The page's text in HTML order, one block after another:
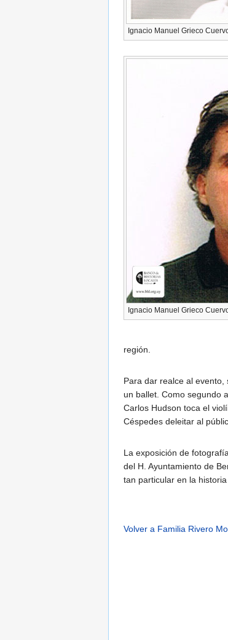
Ignacio Manuel Grieco
Ignacio Manuel Grieco
región.
Para dar realce al
un ballet. Como segundo
Carlos Hudson toca el
Céspedes deleitar al
La exposición de
del H. Ayuntamiento de
tan particular en la historia
Volver a Familia Rivero